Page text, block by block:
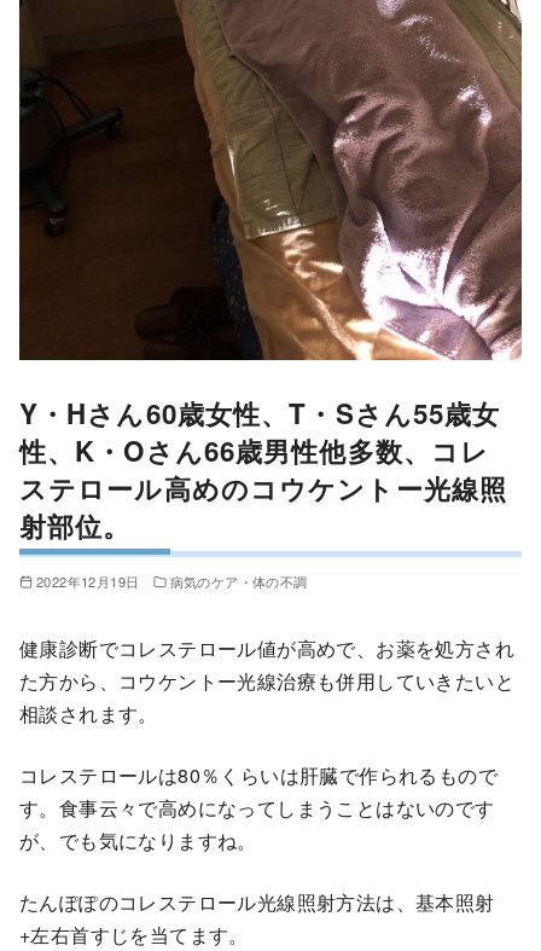
Y・Hさん60歳女性、T・Sさん55歳女
性、K・Oさん66歳男性他多数、コレ
ステロール高めのコウケントー光線照
射部位。
2022年12月19日 病気のケア・体の不調
健康診断でコレステロール値が高めで、お薬を処方され
た方から、コウケントー光線治療も併用していきたいと
相談されます。
コレステロールは80％くらいは肝臓で作られるもので
す。食事云々で高めになってしまうことはないのです
が、でも気になりますね。
たんぽぽのコレステロール光線照射方法は、基本照射
+左右首すじを当てます。